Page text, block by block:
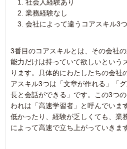
社会人経験あり
業務経験なし
会社によって違うコアスキル3
3番目のコアスキルとは、その会社
能力だけは持っていて欲しいという
ります。具体的にわたしたちの会社
アスキル3つは「文章が作れる」「
長と会話ができる」です。この3つ
われは「高速学習者」と呼んでいま
低かったり、経験が乏しくても、業
によって高速で立ち上がっていきま